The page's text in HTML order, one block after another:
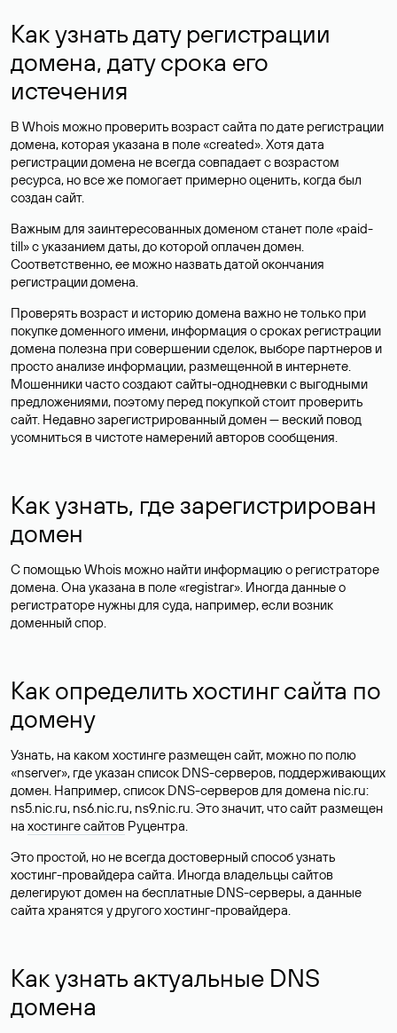
Как узнать дату регистрации
домена, дату срока его
истечения
В Whois можно проверить возраст сайта по дате регистрации
домена, которая указана в поле «created». Хотя дата
регистрации домена не всегда совпадает с возрастом
ресурса, но все же помогает примерно оценить, когда был
создан сайт.
Важным для заинтересованных доменом станет поле «paid-
till» с указанием даты, до которой оплачен домен.
Соответственно, ее можно назвать датой окончания
регистрации домена.
Проверять возраст и историю домена важно не только при
покупке доменного имени, информация о сроках регистрации
домена полезна при совершении сделок, выборе партнеров и
просто анализе информации, размещенной в интернете.
Мошенники часто создают сайты-однодневки с выгодными
предложениями, поэтому перед покупкой стоит проверить
сайт. Недавно зарегистрированный домен — веский повод
усомниться в чистоте намерений авторов сообщения.
Как узнать, где зарегистрирован
домен
С помощью Whois можно найти информацию о регистраторе
домена. Она указана в поле «registrar». Иногда данные о
регистраторе нужны для суда, например, если возник
доменный спор.
Как определить хостинг сайта по
домену
Узнать, на каком хостинге размещен сайт, можно по полю
«nserver», где указан список DNS-серверов, поддерживающих
домен. Например, список DNS-серверов для домена nic.ru:
ns5.nic.ru, ns6.nic.ru, ns9.nic.ru. Это значит, что сайт размещен
на хостинге сайтов Руцентра.
Это простой, но не всегда достоверный способ узнать
хостинг-провайдера сайта. Иногда владельцы сайтов
делегируют домен на бесплатные DNS-серверы, а данные
сайта хранятся у другого хостинг-провайдера.
Как узнать актуальные DNS
домена